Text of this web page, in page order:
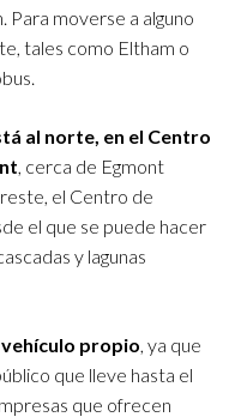
moverse a alguno
tales como Eltham o
al norte, en el Centro
, cerca de Egmont
el Centro de
el que se puede hacer
y lagunas
vehículo propio , ya que
que lleve hasta el
que ofrecen